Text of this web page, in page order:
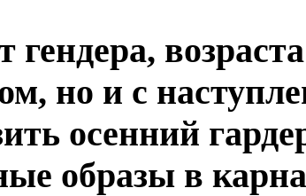
гендера,
но и с
осенний
образы в